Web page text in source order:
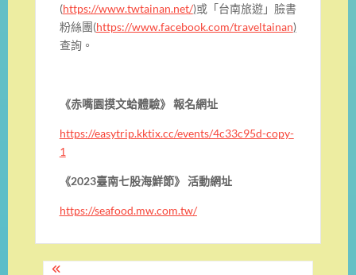
(https://www.twtainan.net/)或「台南旅遊」臉書
粉絲團(https://www.facebook.com/traveltainan)
查詢。
《赤嘴園摸文蛤體驗》 報名網址
https://easytrip.kktix.cc/events/4c33c95d-copy-
1
《2023臺南七股海鮮節》 活動網址
https://seafood.mw.com.tw/